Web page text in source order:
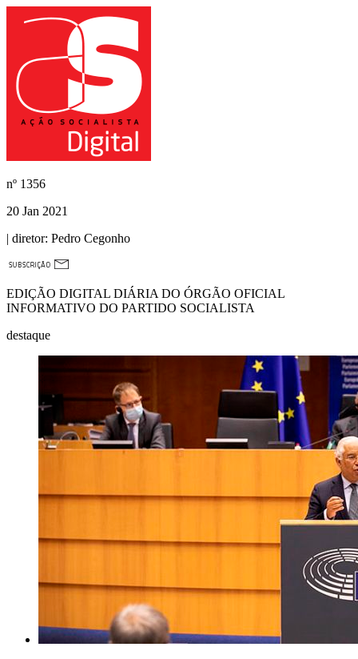
nº 1356
20 Jan 2021
| diretor: Pedro Cegonho
EDIÇÃO DIGITAL DIÁRIA DO ÓRGÃO OFICIAL
INFORMATIVO DO PARTIDO SOCIALISTA
destaque